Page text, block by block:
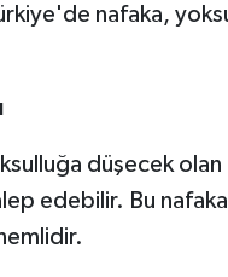
nafaka,
düşecek olan
edebilir. Bu